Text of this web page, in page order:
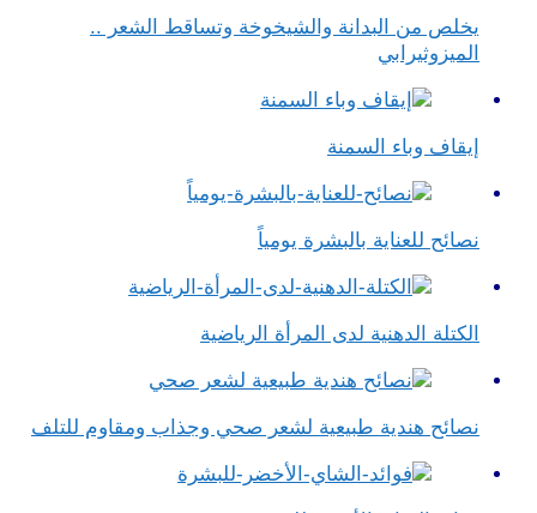
يخلص من البدانة والشيخوخة وتساقط الشعر ..
الميزوثيرابي
إيقاف وباء السمنة
نصائح للعناية بالبشرة يومياً
الكتلة الدهنية لدى المرأة الرياضية
نصائح هندية طبيعية لشعر صحي وجذاب ومقاوم للتلف